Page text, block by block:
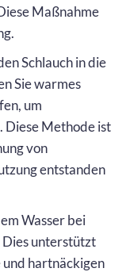
Maßnahme
Schlauch in die
Sie warmes
um
Diese Methode ist
von
entstanden
Wasser bei
Dies unterstützt
hartnäckigen